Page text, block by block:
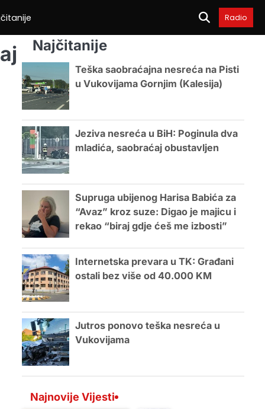
Radio
Najčitanije
Teška saobraćajna nesreća na Pisti
u Vukovijama Gornjim (Kalesija)
Jeziva nesreća u BiH: Poginula dva
mladića, saobraćaj obustavljen
Supruga ubijenog Harisa Babića za
“Avaz” kroz suze: Digao je majicu i
rekao “biraj gdje ćeš me izbosti”
Internetska prevara u TK: Građani
ostali bez više od 40.000 KM
Jutros ponovo teška nesreća u
Vukovijama
Najnovije Vijesti